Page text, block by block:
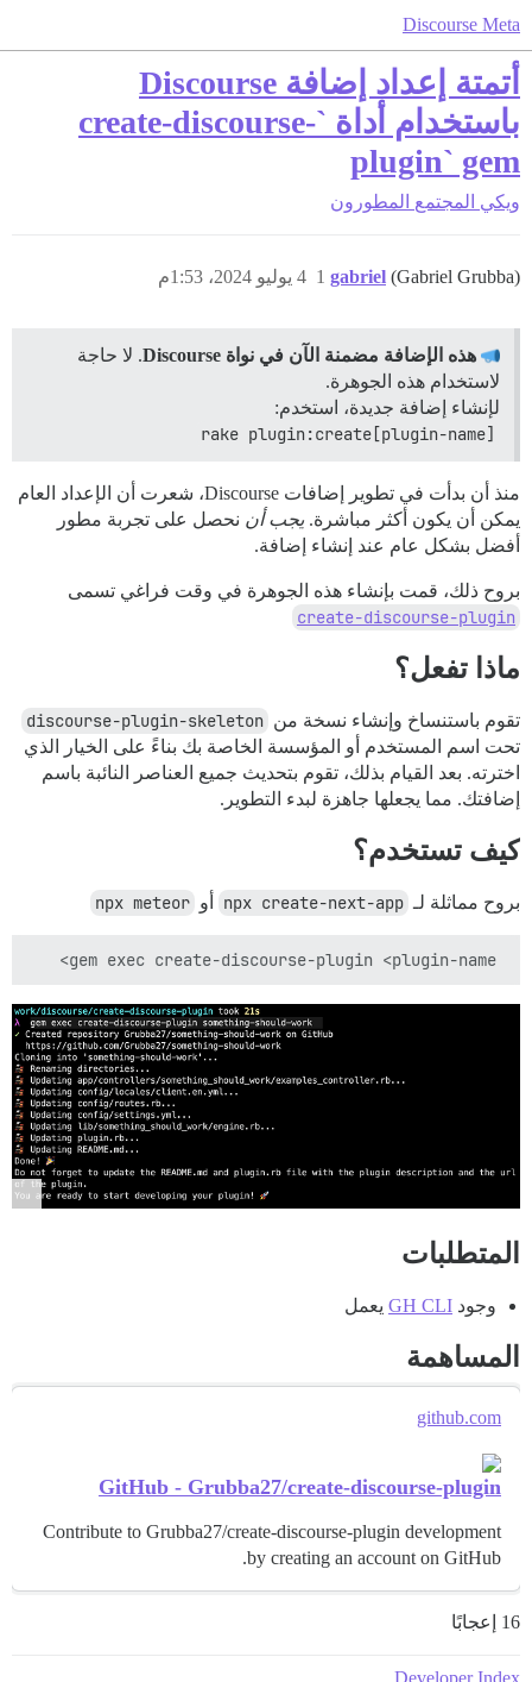
Discourse Meta
أتمتة إعداد إضافة Discourse
باستخدام أداة `create-discourse-
plugin` gem
ويكي المجتمع المطورون
gabriel (Gabriel Grubba) 4 يوليو 2024، 1:53م 1
هذه الإضافة مضمنة الآن في نواة Discourse
. لا حاجة
لاستخدام هذه الجوهرة.
لإنشاء إضافة جديدة، استخدم:
rake plugin:create[plugin-name]
منذ أن بدأت في تطوير إضافات Discourse، شعرت أن الإعداد العام
يمكن أن يكون أكثر مباشرة. يجب أن نحصل على تجربة مطور
أفضل بشكل عام عند إنشاء إضافة.
بروح ذلك، قمت بإنشاء هذه الجوهرة في وقت فراغي تسمى
create-discourse-plugin
ماذا تفعل؟
تقوم باستنساخ وإنشاء نسخة من discourse-plugin-skeleton
تحت اسم المستخدم أو المؤسسة الخاصة بك بناءً على الخيار الذي
اخترته. بعد القيام بذلك، تقوم بتحديث جميع العناصر النائبة باسم
إضافتك. مما يجعلها جاهزة لبدء التطوير.
كيف تستخدم؟
بروح مماثلة لـ npx create-next-app أو npx meteor
المتطلبات
وجود GH CLI يعمل
المساهمة
github.com
GitHub - Grubba27/create-discourse-plugin
Contribute to Grubba27/create-discourse-plugin development
by creating an account on GitHub.
16 إعجابًا